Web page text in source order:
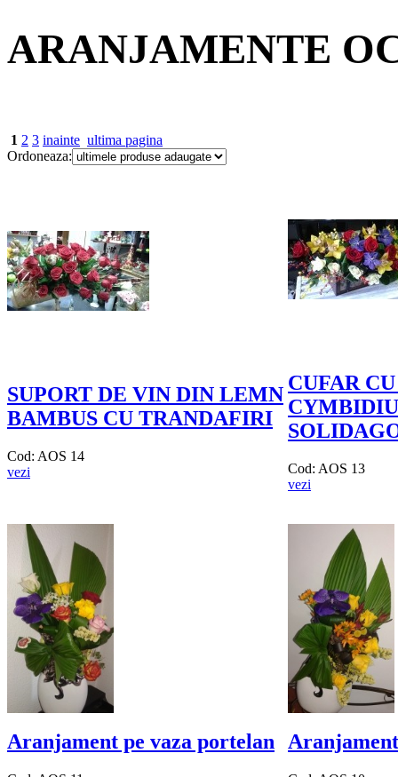
ARANJAMENTE
1 2 3 inainte ultima pagina
Ordoneaza:
SUPORT DE VIN DIN LEMN
BAMBUS CU TRANDAFIRI
Cod: AOS 14
vezi
CUFAR
Cod: AOS 13
vezi
Aranjament pe vaza portelan